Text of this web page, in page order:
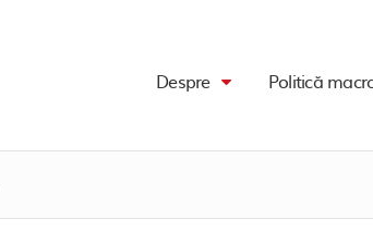
Despre Politică